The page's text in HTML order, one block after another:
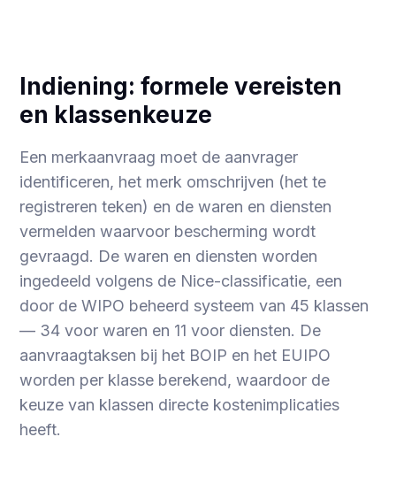
Indiening: formele vereisten
en klassenkeuze
Een merkaanvraag moet de aanvrager
identificeren, het merk omschrijven (het te
registreren teken) en de waren en diensten
vermelden waarvoor bescherming wordt
gevraagd. De waren en diensten worden
ingedeeld volgens de Nice-classificatie, een
door de WIPO beheerd systeem van 45 klassen
— 34 voor waren en 11 voor diensten. De
aanvraagtaksen bij het BOIP en het EUIPO
worden per klasse berekend, waardoor de
keuze van klassen directe kostenimplicaties
heeft.